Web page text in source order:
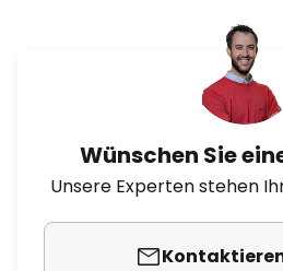
Wünschen Sie
Unsere Experten stehen